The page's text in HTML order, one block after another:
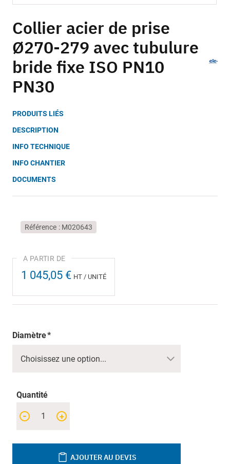
to
the
beginning
of
the
gallery
Collier acier de prise
Ø270-279 avec tubulure
bride fixe ISO PN10
PN30
PRODUITS LIÉS
DESCRIPTION
INFO TECHNIQUE
INFO CHANTIER
DOCUMENTS
Référence M020643
1 045,05 € HT / UNITÉ
Diamètre
Quantité
+
-
AJOUTER AU DEVIS